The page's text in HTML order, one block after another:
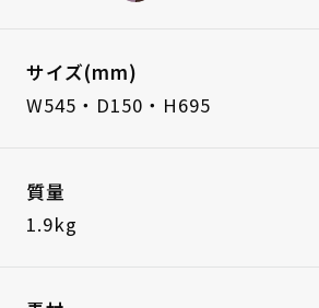
サイズ(mm)
W545・D150・H695
質量
1.9kg